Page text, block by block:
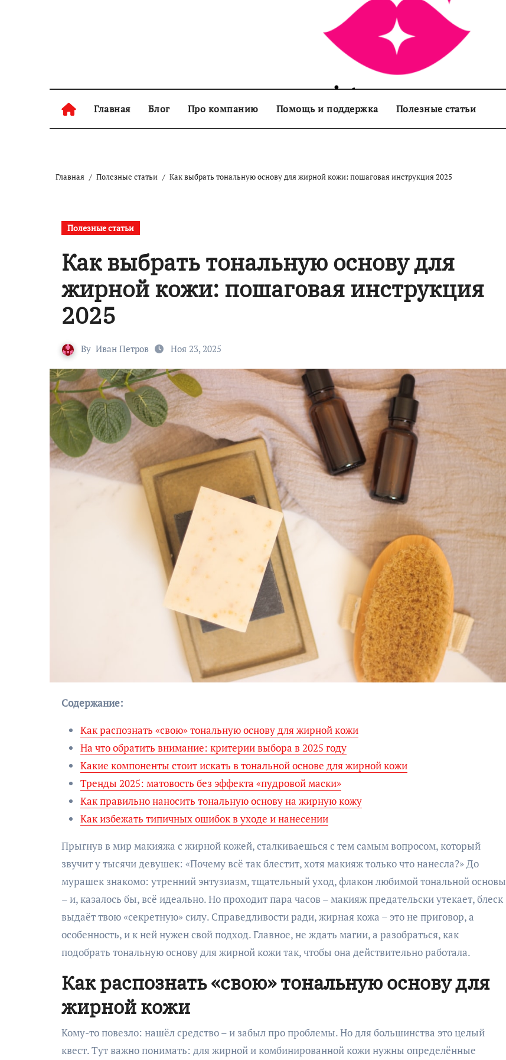
sisters.com.ua
Главная Блог Про компанию Помощь и поддержка Полезные статьи
Главная Полезные статьи Как выбрать тональную основу для жирной кожи: пошаговая инструкция 2025
Полезные статьи
Как выбрать тональную основу для
жирной кожи: пошаговая инструкция
2025
By Иван Петров Ноя 23, 2025
Содержание:
Как распознать «свою» тональную основу для жирной кожи
На что обратить внимание: критерии выбора в 2025 году
Какие компоненты стоит искать в тональной основе для жирной кожи
Тренды 2025: матовость без эффекта «пудровой маски»
Как правильно наносить тональную основу на жирную кожу
Как избежать типичных ошибок в уходе и нанесении
Прыгнув в мир макияжа с жирной кожей, сталкиваешься с тем самым вопросом, который
звучит у тысячи девушек: «Почему всё так блестит, хотя макияж только что нанесла?» До
мурашек знакомо: утренний энтузиазм, тщательный уход, флакон любимой тональной основы
– и, казалось бы, всё идеально. Но проходит пара часов – макияж предательски утекает, блеск
выдаёт твою «секретную» силу. Справедливости ради, жирная кожа – это не приговор, а
особенность, и к ней нужен свой подход. Главное, не ждать магии, а разобраться, как
подобрать тональную основу для жирной кожи так, чтобы она действительно работала.
Как распознать «свою» тональную основу для
жирной кожи
Кому-то повезло: нашёл средство – и забыл про проблемы. Но для большинства это целый
квест. Тут важно понимать: для жирной и комбинированной кожи нужны определённые